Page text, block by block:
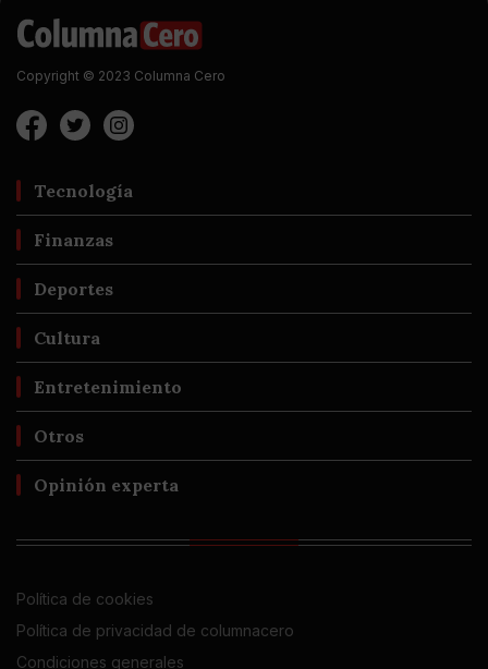
Copyright © 2023 Columna Cero
Tecnología
Finanzas
Deportes
Cultura
Entretenimiento
Otros
Opinión experta
Política de cookies
Política de privacidad de columnacero
Condiciones generales